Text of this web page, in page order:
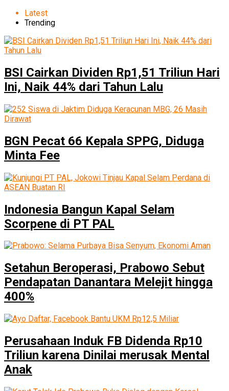
Latest
Trending
BSI Cairkan Dividen Rp1,51 Triliun Hari
Ini, Naik 44% dari Tahun Lalu
BGN Pecat 66 Kepala SPPG, Diduga
Minta Fee
Indonesia Bangun Kapal Selam
Scorpene di PT PAL
Setahun Beroperasi, Prabowo Sebut
Pendapatan Danantara Melejit hingga
400%
Perusahaan Induk FB Didenda Rp10
Triliun karena Dinilai merusak Mental
Anak